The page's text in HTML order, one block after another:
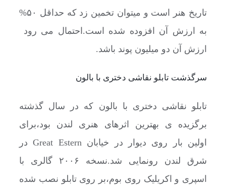
تاریخ هنر است و میتوان تخمین زد که حداقل ۵۰%
به ارزش آن افزوده شده است.احتمال می رود
ارزش آن دو میلیون پوند باشد.
سرگذشت تابلو نقاشی دختری با بالون
تابلو نقاشی دختری با بالون که در سال گذشته
برگزیده ی بهترین اثرهای هنری لندن بود،برای
اولین بار روی دیوار در خیابان Great Estern در
شرق لندن رونمایی شد.نسخه ۲۰۰۶ گالری با
اسپری و اکریلیک روی بوم،بر روی تابلو نصب شده